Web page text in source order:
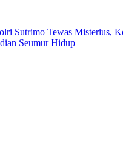
Sutrimo Tewas Misterius,
Seumur Hidup